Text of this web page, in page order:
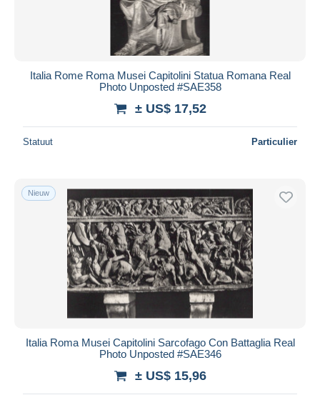
Italia Rome Roma Musei Capitolini Statua Romana Real
Photo Unposted #SAE358
± US$ 17,52
Statuut Particulier
Nieuw
Italia Roma Musei Capitolini Sarcofago Con Battaglia Real
Photo Unposted #SAE346
± US$ 15,96